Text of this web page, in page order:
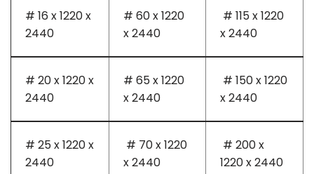
# 16 x 1220 x
2440
# 60 x 1220
x 2440
# 115 x 1220
x 2440
# 20 x 1220 x
2440
# 65 x 1220
x 2440
# 150 x 1220
x 2440
# 25 x 1220 x
2440
# 70 x 1220
x 2440
# 200 x
1220 x 2440